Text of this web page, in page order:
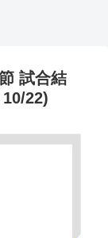
試合結
22)